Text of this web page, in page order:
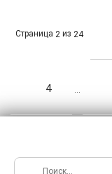
Страница 2 из 24
4 …